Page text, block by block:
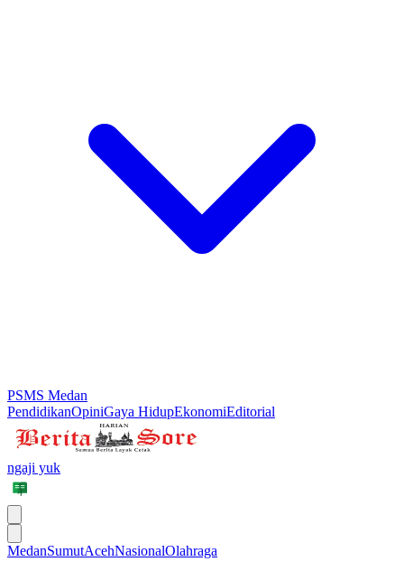
PSMS Medan
PendidikanOpiniGaya HidupEkonomiEditorial
ngaji yuk
MedanSumutAcehNasionalOlahraga